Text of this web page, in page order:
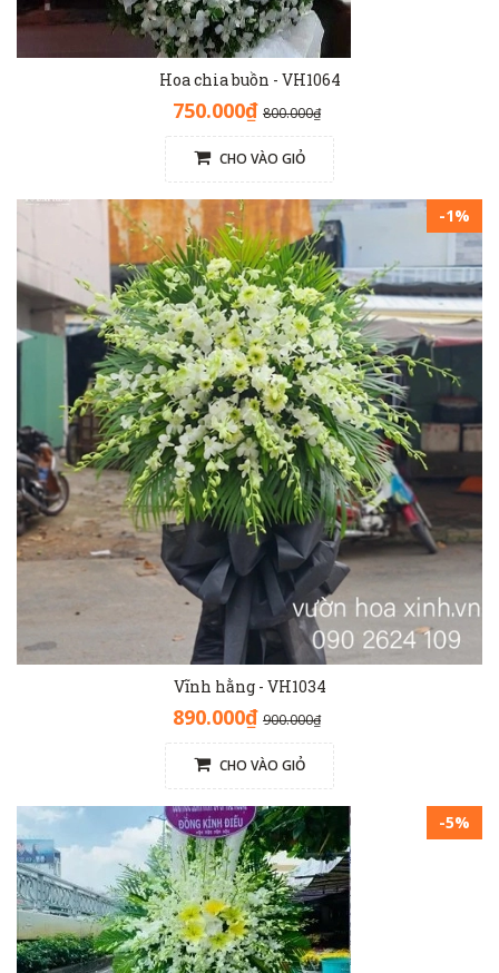
Hoa chia buồn - VH1064
750.000₫ 800.000₫
CHO VÀO GIỎ
-1%
Vĩnh hằng - VH1034
890.000₫ 900.000₫
CHO VÀO GIỎ
-5%